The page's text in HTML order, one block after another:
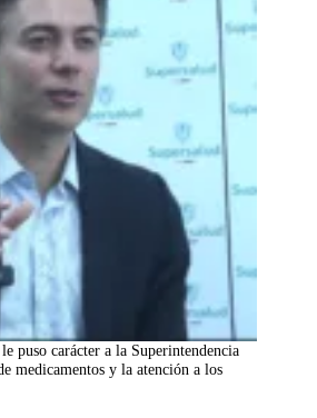
puso carácter a la Superintendencia
medicamentos y la atención a los